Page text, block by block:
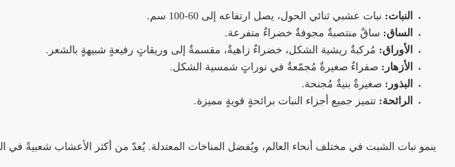
النبات: نبات عشبي ثنائي الحول، يصل ارتفاعه إلى 60-100 سم.
الساق: ساقٌ منتصبةٌ مجوفةٌ خضراءٌ متفرعة.
الأوراق: مُركبةٌ ريشية الشكل، خضراءٌ زاهيةٌ، مقسمةٌ إلى وريقاتٍ رفيعةٍ شبيهةٍ بالشعر.
الأزهار: صفراءٌ صغيرةٌ مُجمّعةٌ في نوراتٍ شمسية الشكل.
البذور: صغيرةٌ بنيةٌ مُجنحة.
الرائحة: تتميز جميع أجزاء النبات برائحةٍ قويةٍ مميزة.
ينمو نبات الشبت في مختلف أنحاء العالم، ويُفضل المناخات المعتدلة. يُعدّ من أكثر الأعشاب شعبيةً